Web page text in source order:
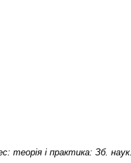
теорія і практика: Зб.